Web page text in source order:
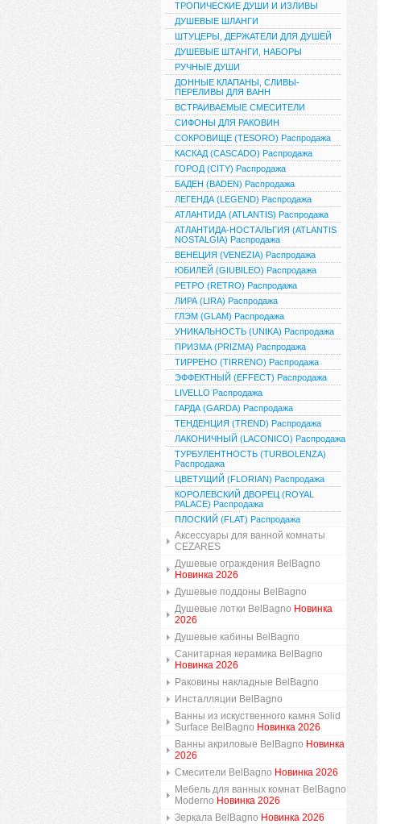
ТРОПИЧЕСКИЕ ДУШИ И ИЗЛИВЫ
ДУШЕВЫЕ ШЛАНГИ
ШТУЦЕРЫ, ДЕРЖАТЕЛИ ДЛЯ ДУШЕЙ
ДУШЕВЫЕ ШТАНГИ, НАБОРЫ
РУЧНЫЕ ДУШИ
ДОННЫЕ КЛАПАНЫ, СЛИВЫ-
ПЕРЕЛИВЫ ДЛЯ ВАНН
ВСТРАИВАЕМЫЕ СМЕСИТЕЛИ
СИФОНЫ ДЛЯ РАКОВИН
СОКРОВИЩЕ (TESORO) Распродажа
КАСКАД (CASCADO) Распродажа
ГОРОД (CITY) Распродажа
БАДЕН (BADEN) Распродажа
ЛЕГЕНДА (LEGEND) Распродажа
АТЛАНТИДА (ATLANTIS) Распродажа
АТЛАНТИДА-НОСТАЛЬГИЯ (ATLANTIS
NOSTALGIA) Распродажа
ВЕНЕЦИЯ (VENEZIA) Распродажа
ЮБИЛЕЙ (GIUBILEO) Распродажа
РЕТРО (RETRO) Распродажа
ЛИРА (LIRA) Распродажа
ГЛЭМ (GLAM) Распродажа
УНИКАЛЬНОСТЬ (UNIKA) Распродажа
ПРИЗМА (PRIZMA) Распродажа
ТИРРЕНО (TIRRENO) Распродажа
ЭФФЕКТНЫЙ (EFFECT) Распродажа
LIVELLO Распродажа
ГАРДА (GARDA) Распродажа
ТЕНДЕНЦИЯ (TREND) Распродажа
ЛАКОНИЧНЫЙ (LACONICO) Распродажа
ТУРБУЛЕНТНОСТЬ (TURBOLENZA)
Распродажа
ЦВЕТУЩИЙ (FLORIAN) Распродажа
КОРОЛЕВСКИЙ ДВОРЕЦ (ROYAL
PALACE) Распродажа
ПЛОСКИЙ (FLAT) Распродажа
Аксессуары для ванной комнаты
CEZARES
Душевые ограждения BelBagno
Новинка 2026
Душевые поддоны BelBagno
Душевые лотки BelBagno Новинка
2026
Душевые кабины BelBagno
Санитарная керамика BelBagno
Новинка 2026
Раковины накладные BelBagno
Инсталляции BelBagno
Ванны из искуственного камня Solid
Surface BelBagno Новинка 2026
Ванны акриловые BelBagno Новинка
2026
Смесители BelBagno Новинка 2026
Мебель для ванных комнат BelBagno
Moderno Новинка 2026
Зеркала BelBagno Новинка 2026